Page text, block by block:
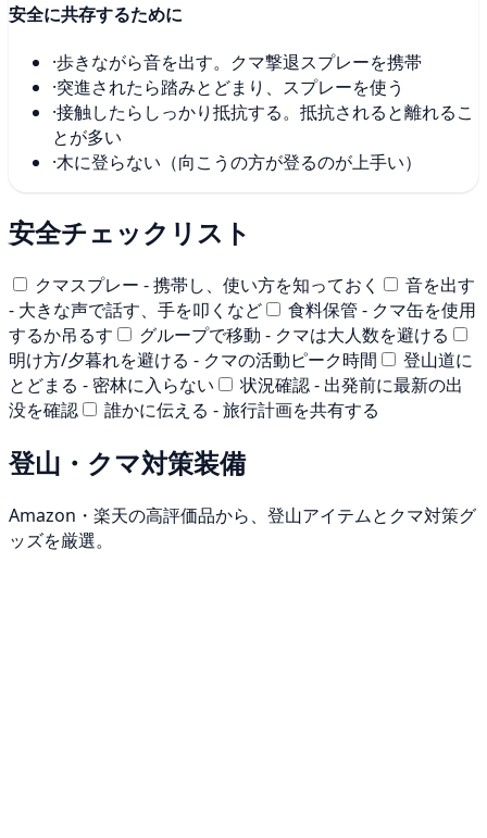
安全に共存するために
·歩きながら音を出す。クマ撃退スプレーを携帯
·突進されたら踏みとどまり、スプレーを使う
·接触したらしっかり抵抗する。抵抗されると離れるこ
とが多い
·木に登らない（向こうの方が登るのが上手い）
安全チェックリスト
クマスプレー - 携帯し、使い方を知っておく
音を出す
- 大きな声で話す、手を叩くなど
食料保管 - クマ缶を使用
するか吊るす
グループで移動 - クマは大人数を避ける
明け方/夕暮れを避ける - クマの活動ピーク時間
登山道に
とどまる - 密林に入らない
状況確認 - 出発前に最新の出
没を確認
誰かに伝える - 旅行計画を共有する
登山・クマ対策装備
Amazon・楽天の高評価品から、登山アイテムとクマ対策グ
ッズを厳選。